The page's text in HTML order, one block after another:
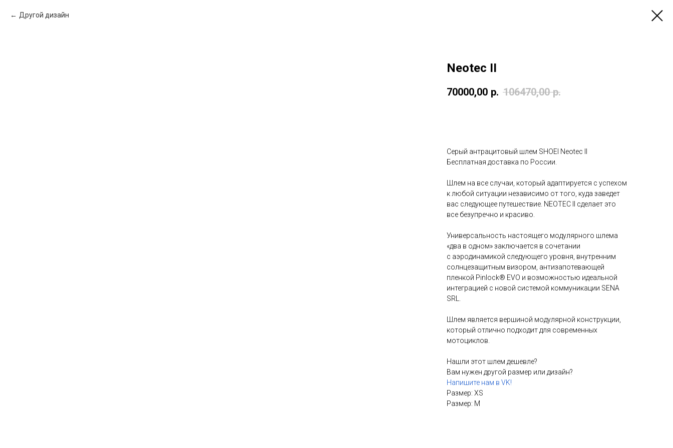
Другой дизайн
Neotec II
70000,00 р. 106470,00 р.
Серый антрацитовый шлем SHOEI Neotec II
Бесплатная доставка по России.
Шлем на все случаи, который адаптируется с успехом
к любой ситуации независимо от того, куда заведет
вас следующее путешествие. NEOTEC II сделает это
все безупречно и красиво.
Универсальность настоящего модулярного шлема
«два в одном» заключается в сочетании
с аэродинамикой следующего уровня, внутренним
солнцезащитным визором, антизапотевающей
пленкой Pinlock® EVO и возможностью идеальной
интеграцией с новой системой коммуникации SENA
SRL.
Шлем является вершиной модулярной конструкции,
который отлично подходит для современных
мотоциклов.
Нашли этот шлем дешевле?
Вам нужен другой размер или дизайн?
Напишите нам в VK!
Размер: XS
Размер: M